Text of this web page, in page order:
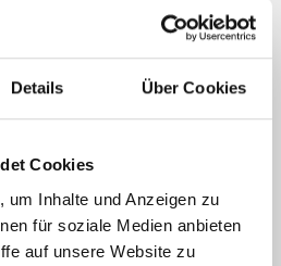
Details Über Cookies
Cookies
um Inhalte und Anzeigen zu
für soziale Medien anbieten
auf unsere Website zu
20.07.2032
ab dem 1.5.2014
1923
Zentralheizung
Gas